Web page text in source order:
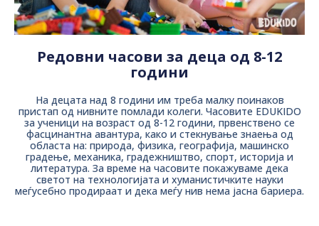
Редовни часови за деца од 8-12
години
На децата над 8 години им треба малку поинаков
пристап од нивните помлади колеги. Часовите EDUKIDO
за ученици на возраст од 8-12 години, првенствено се
фасцинантна авантура, како и стекнување знаења од
областа на: природа, физика, географија, машинско
градење, механика, градежништво, спорт, историја и
литература. За време на часовите покажуваме дека
светот на технологијата и хуманистичките науки
меѓусебно продираат и дека меѓу нив нема јасна бариера.